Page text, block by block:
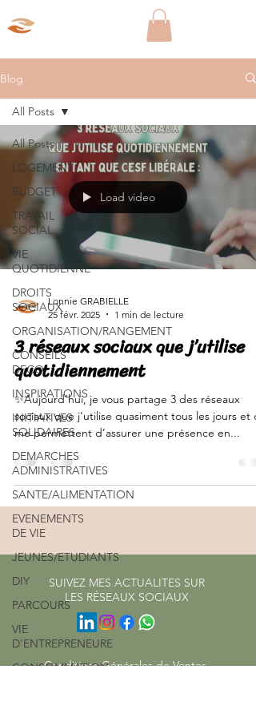
Blog
All Posts
LOGEMENT
BUDGET
TRAVAIL
SOCIAL
VIE
QUOTIDIENNE
DROITS
SOCIAUX
ORGANISATION/RANGEMENT
CONSEILS
DECO
INSPIRATIONS
INITIATIVES
SOLIDAIRES
DEMARCHES
ADMINISTRATIVES
SANTE/ALIMENTATION
EVENEMENTS
DE VIE
JEUNES/ETUDIANTS
DIY
PARCOURS
VIE
D'ENTREPRENEURE
CONSOMMATION
All Posts
Load video
Lonnie GRABIELLE
25 févr. 2025
1 min de lecture
3 réseaux sociaux que j’utilise
quotidiennement
✨Aujourd’hui, je vous partage 3 des réseaux
sociaux que j'utilise quasiment tous les jours et
me permettent d’assurer une présence en...
SUIVEZ MES ACTUALITES SUR
LES RÉSEAUX SOCIAUX
Conditions Générales de Ventes